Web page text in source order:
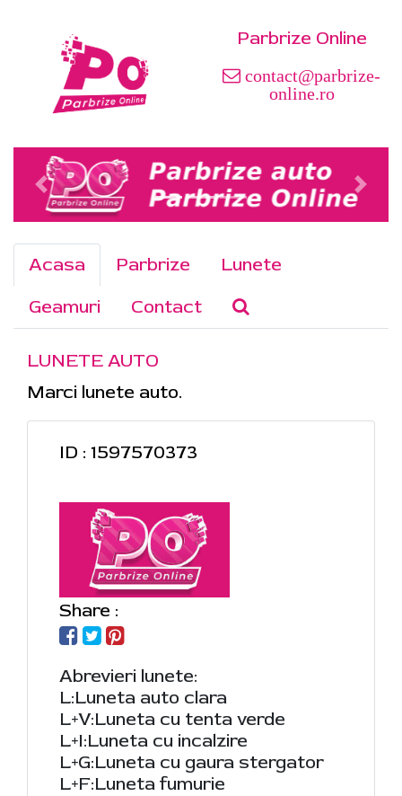
Parbrize Online
contact@parbrize-
online.ro
Acasa Parbrize
Lunete
Geamuri
Contact
LUNETE AUTO
Marci lunete auto.
ID : 1597570373
Share :
Abrevieri lunete:
L:Luneta auto clara
L+V:Luneta cu tenta verde
L+I:Luneta cu incalzire
L+G:Luneta cu gaura stergator
L+F:Luneta fumurie